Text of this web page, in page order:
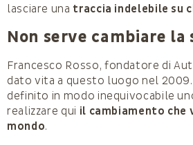
lasciare una traccia indelebile su
Non serve cambiare la
Francesco Rosso, fondatore di
dato vita a questo luogo nel 2009.
definito in modo inequivocabile
realizzare qui il cambiamento che
mondo.